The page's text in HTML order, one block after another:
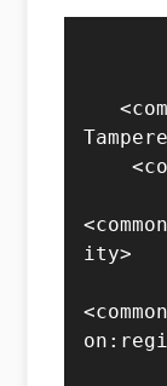
   <common:name>University of
    <common:address>
ity>